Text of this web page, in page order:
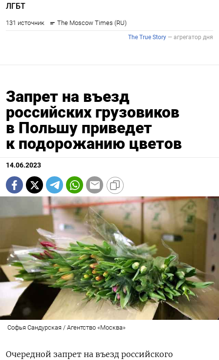
Запрет на въезд
российских грузовиков
в Польшу приведет
к подорожанию цветов
14.06.2023
Софья Сандурская / Агентство «Москва»
Очередной запрет на въезд российского